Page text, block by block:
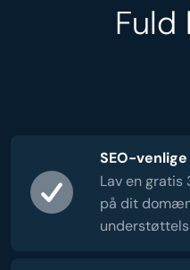
Fuld
SEO-
Lav en gratis
på dit